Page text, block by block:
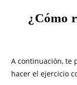
¿Cómo
A continuación, te
hacer el ejercicio